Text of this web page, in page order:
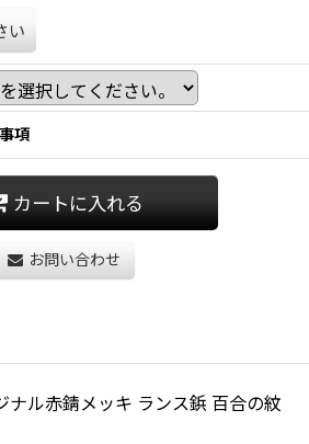
い
項
カートに入れる
お問い合わせ
ル赤錆メッキ ランス鋲 百合の紋